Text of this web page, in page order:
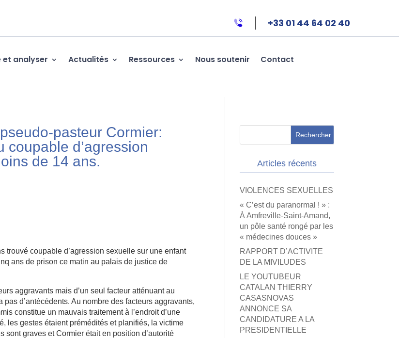
+33 01 44 64 02 40
et analyser Actualités Ressources Nous soutenir Contact
pasteur Cormier:
coupable d’agression
de 14 ans.
trouvé coupable d’agression sexuelle sur une enfant
ans de prison ce matin au palais de justice de
aggravants mais d’un seul facteur atténuant au
d’antécédents. Au nombre des facteurs aggravants,
constitue un mauvais traitement à l’endroit d’une
les gestes étaient prémédités et planifiés, la victime
sont graves et Cormier était en position d’autorité
Articles récents
VIOLENCES SEXUELLES
« C’est du paranormal ! » :
À Amfreville-Saint-Amand,
un pôle santé rongé par les
« médecines douces »
RAPPORT D’ACTIVITE
DE LA MIVILUDES
LE YOUTUBEUR
CATALAN THIERRY
CASASNOVAS
ANNONCE SA
CANDIDATURE A LA
PRESIDENTIELLE